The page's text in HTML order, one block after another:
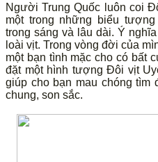
Người Trung Quốc luôn coi
một trong những biểu
trong sáng và lâu dài. Ý
loài vịt. Trong vòng đời của
một bạn tình mặc cho có bất
đặt một hình tượng Đôi vịt
giúp cho bạn mau chóng
chung, son sắc.